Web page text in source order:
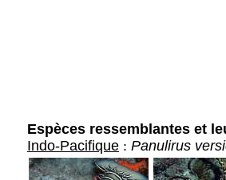
Espèces ressemblantes et
Indo-Pacifique : Panulirus